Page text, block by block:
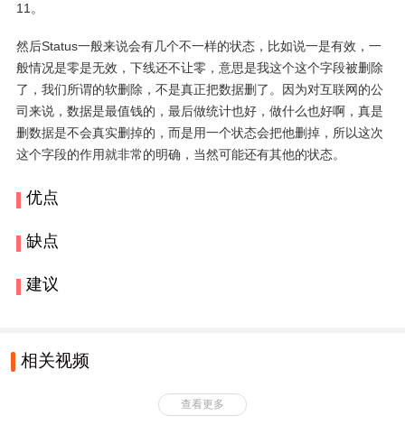
11。
然后Status一般来说会有几个不一样的状态，比如说一是有效，一
般情况是零是无效，下线还不让零，意思是我这个这个字段被删除
了，我们所谓的软删除，不是真正把数据删了。因为对互联网的公
司来说，数据是最值钱的，最后做统计也好，做什么也好啊，真是
删数据是不会真实删掉的，而是用一个状态会把他删掉，所以这次
这个字段的作用就非常的明确，当然可能还有其他的状态。
优点
缺点
建议
相关视频
查看更多